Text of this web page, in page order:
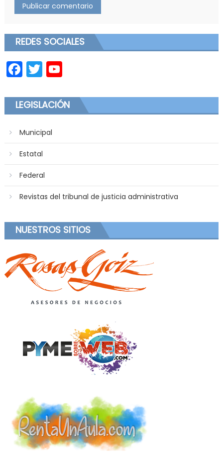
REDES SOCIALES
Facebook
TwitterYouTube
LEGISLACIÓN
Municipal
Estatal
Federal
Revistas del tribunal de justicia administrativa
NUESTROS SITIOS